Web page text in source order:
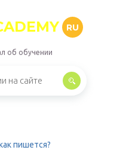
RU
об обучении
пишется?